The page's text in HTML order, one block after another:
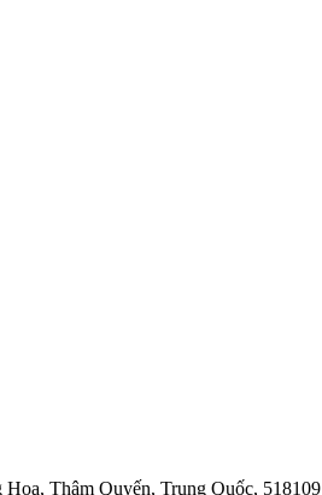
Thâm Quyến, Trung Quốc, 518109